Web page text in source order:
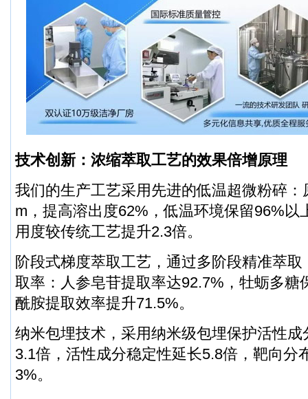
技术创新：浓缩萃取工艺的效果倍增原理
我们的生产工艺采用先进的低温超微粉碎
m，提高溶出度62%，低温环境保留96%以
用度较传统工艺提升2.3倍。
阶段式梯度萃取工艺，通过多阶段精准萃
取率：人参皂苷提取率达92.7%，牡蛎多糖
酰胺提取效率提升71.5%。
纳米包埋技术，采用纳米级包埋保护活性
3.1倍，活性成分稳定性延长5.8倍，靶向分
3%。